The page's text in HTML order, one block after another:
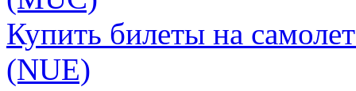
Купить билеты на
(NUE)